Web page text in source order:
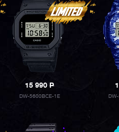
15 990P
DW-5600BCE-1E